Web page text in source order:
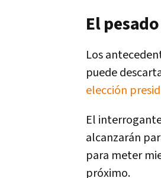
El
Los
puede
elección
El
alcanzarán
para meter
próximo.